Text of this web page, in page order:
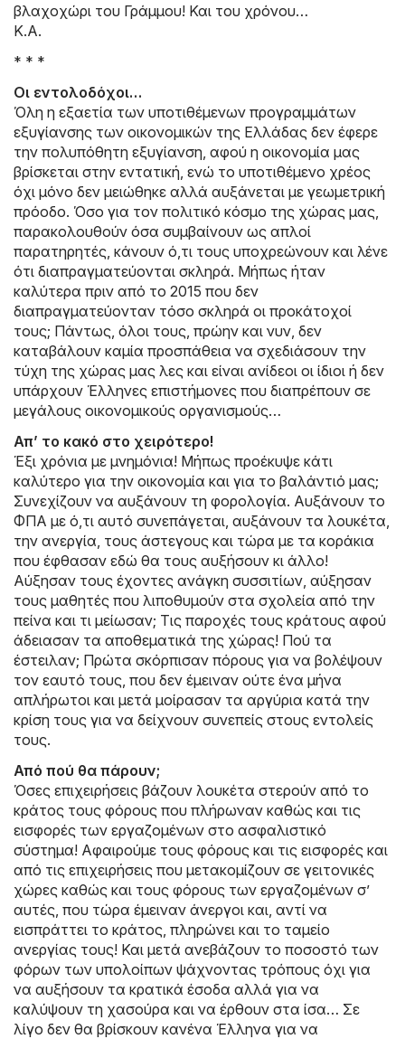
βλαχοχώρι του Γράμμου! Και του χρόνου…
Κ.Α.
* * *
Οι εντολοδόχοι…
Όλη η εξαετία των υποτιθέμενων προγραμμάτων
εξυγίανσης των οικονομικών της Ελλάδας δεν έφερε
την πολυπόθητη εξυγίανση, αφού η οικονομία μας
βρίσκεται στην εντατική, ενώ το υποτιθέμενο χρέος
όχι μόνο δεν μειώθηκε αλλά αυξάνεται με γεωμετρική
πρόοδο. Όσο για τον πολιτικό κόσμο της χώρας μας,
παρακολουθούν όσα συμβαίνουν ως απλοί
παρατηρητές, κάνουν ό,τι τους υποχρεώνουν και λένε
ότι διαπραγματεύονται σκληρά. Μήπως ήταν
καλύτερα πριν από το 2015 που δεν
διαπραγματεύονταν τόσο σκληρά οι προκάτοχοί
τους; Πάντως, όλοι τους, πρώην και νυν, δεν
καταβάλουν καμία προσπάθεια να σχεδιάσουν την
τύχη της χώρας μας λες και είναι ανίδεοι οι ίδιοι ή δεν
υπάρχουν Έλληνες επιστήμονες που διαπρέπουν σε
μεγάλους οικονομικούς οργανισμούς…
Απ’ το κακό στο χειρότερο!
Έξι χρόνια με μνημόνια! Μήπως προέκυψε κάτι
καλύτερο για την οικονομία και για το βαλάντιό μας;
Συνεχίζουν να αυξάνουν τη φορολογία. Αυξάνουν το
ΦΠΑ με ό,τι αυτό συνεπάγεται, αυξάνουν τα λουκέτα,
την ανεργία, τους άστεγους και τώρα με τα κοράκια
που έφθασαν εδώ θα τους αυξήσουν κι άλλο!
Αύξησαν τους έχοντες ανάγκη συσσιτίων, αύξησαν
τους μαθητές που λιποθυμούν στα σχολεία από την
πείνα και τι μείωσαν; Τις παροχές τους κράτους αφού
άδειασαν τα αποθεματικά της χώρας! Πού τα
έστειλαν; Πρώτα σκόρπισαν πόρους για να βολέψουν
τον εαυτό τους, που δεν έμειναν ούτε ένα μήνα
απλήρωτοι και μετά μοίρασαν τα αργύρια κατά την
κρίση τους για να δείχνουν συνεπείς στους εντολείς
τους.
Από πού θα πάρουν;
Όσες επιχειρήσεις βάζουν λουκέτα στερούν από το
κράτος τους φόρους που πλήρωναν καθώς και τις
εισφορές των εργαζομένων στο ασφαλιστικό
σύστημα! Αφαιρούμε τους φόρους και τις εισφορές και
από τις επιχειρήσεις που μετακομίζουν σε γειτονικές
χώρες καθώς και τους φόρους των εργαζομένων σ’
αυτές, που τώρα έμειναν άνεργοι και, αντί να
εισπράττει το κράτος, πληρώνει και το ταμείο
ανεργίας τους! Και μετά ανεβάζουν το ποσοστό των
φόρων των υπολοίπων ψάχνοντας τρόπους όχι για
να αυξήσουν τα κρατικά έσοδα αλλά για να
καλύψουν τη χασούρα και να έρθουν στα ίσα… Σε
λίγο δεν θα βρίσκουν κανένα Έλληνα για να